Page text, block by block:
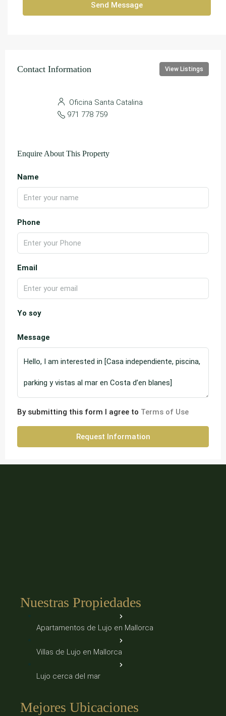
Send Message
Contact Information View Listings
Oficina Santa Catalina
971 778 759
Enquire About This Property
Name
Phone
Email
Yo soy
Message
By submitting this form I agree to Terms of Use
Request Information
Nuestras Propiedades
Apartamentos de Lujo en Mallorca
Villas de Lujo en Mallorca
Lujo cerca del mar
Mejores Ubicaciones